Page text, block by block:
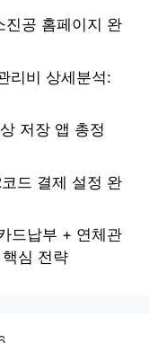
진공 홈페이지 완
리비 상세분석:
저장 앱 총정
드 결제 설정 완
드납부 + 연체관
심 전략